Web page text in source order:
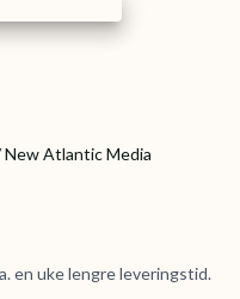
New Atlantic Media
en uke lengre leveringstid.